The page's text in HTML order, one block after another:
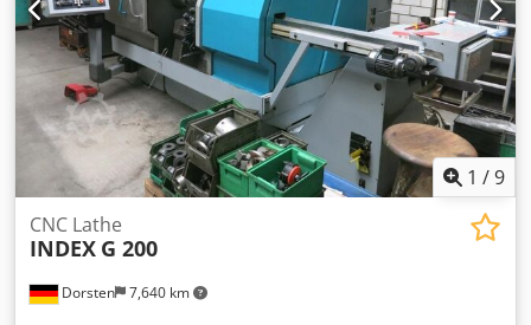
1 /9
Dorsten 7,640 km
CNC Lathe
INDEX G 200